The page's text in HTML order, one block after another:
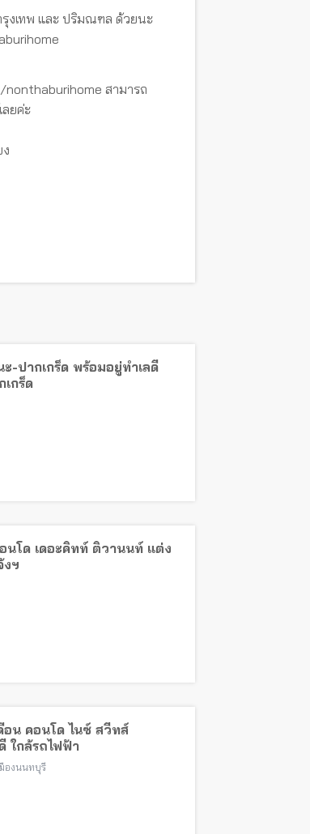
งเทพ และ ปริมณฑล ด้วยนะ
สามารถ
ลยค่ะ
ปากเกร็ด พร้อมอยู่ทำเลดี
กร็ด
นโด เดอะคิทท์ ติวานนท์ แต่ง
งฯ
อน คอนโด ไนซ์ สวีทส์
ใกล้รถไฟฟ้า
องนนทบุรี